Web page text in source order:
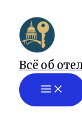
содержимому
Всё об